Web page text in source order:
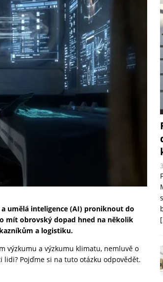
Co by měli vědět milovníci technologií
umělá inteligence (AI) proniknout do
mít obrovský dopad hned na několik
a logistiku.
výzkumu a výzkumu klimatu, nemluvě o
Pojďme si na tuto otázku odpovědět.